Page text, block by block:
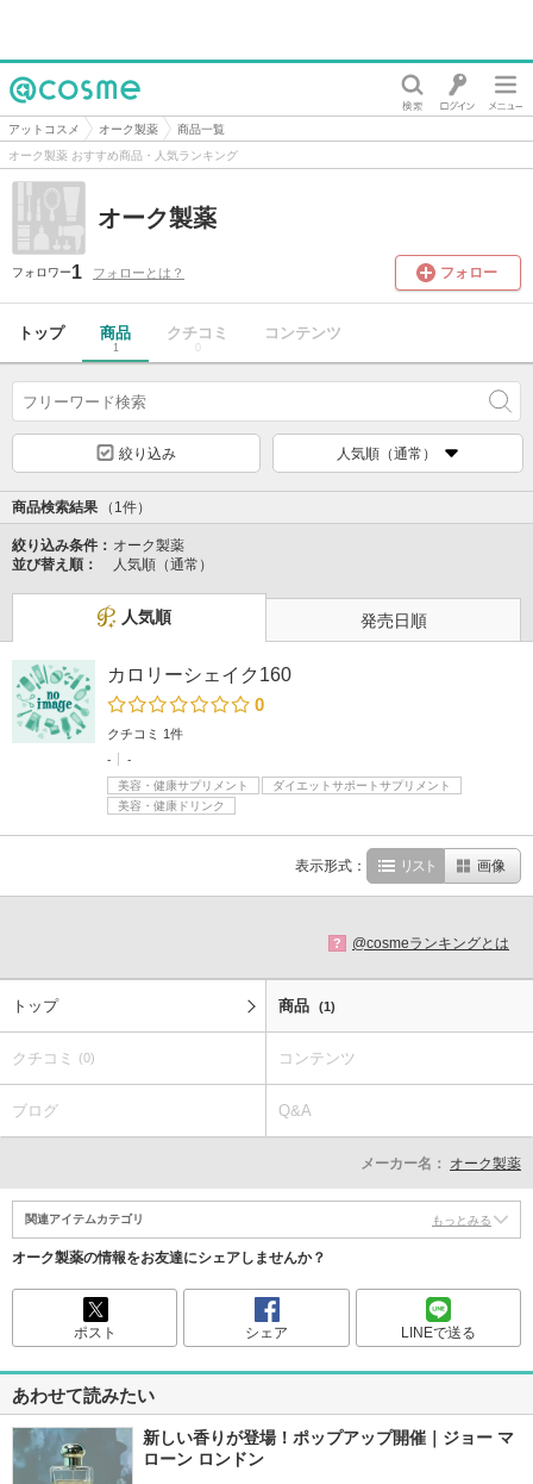
@cosme
アットコスメ オーク製薬
商品一覧
オーク製薬 おすすめ商品・人気ランキング
オーク製薬
フォロワー1 フォローとは？ フォロー
トップ 商品
1
クチコミ
0
コンテンツ
絞り込み 人気順（通常）
商品検索結果 （1件）
絞り込み条件： オーク製薬
並び替え順：
人気順（通常）
人気順 発売日順
カロリーシェイク160
0
クチコミ 1件
-
-
美容・健康サプリメント
ダイエットサポートサプリメント
美容・健康ドリンク
表示形式： リスト 画像
? @cosmeランキングとは
トップ 商品 (1)
クチコミ (0) コンテンツ
ブログ Q&A
メーカー名： オーク製薬
関連アイテムカテゴリ もっとみる
オーク製薬の情報をお友達にシェアしませんか？
ポスト シェア LINEで送る
あわせて読みたい
新しい香りが登場！ポップアップ開催｜ジョー マ
ローン ロンドン